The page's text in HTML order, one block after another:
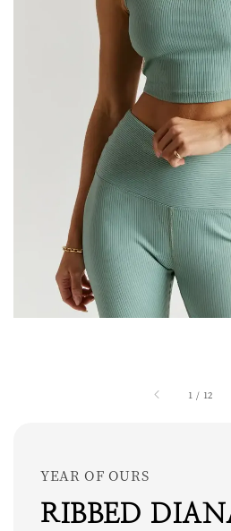
1 / 12
YEAR OF OURS
RIBBED